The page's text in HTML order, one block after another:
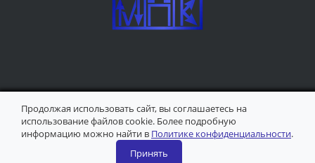
© 2026 ООО "МашПК", Все права защищены
Продолжая использовать сайт, вы соглашаетесь на
использование файлов cookie. Более подробную
информацию можно найти в Политике конфиденциальности.
Принять